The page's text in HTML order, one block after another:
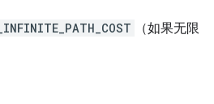
（如果无限